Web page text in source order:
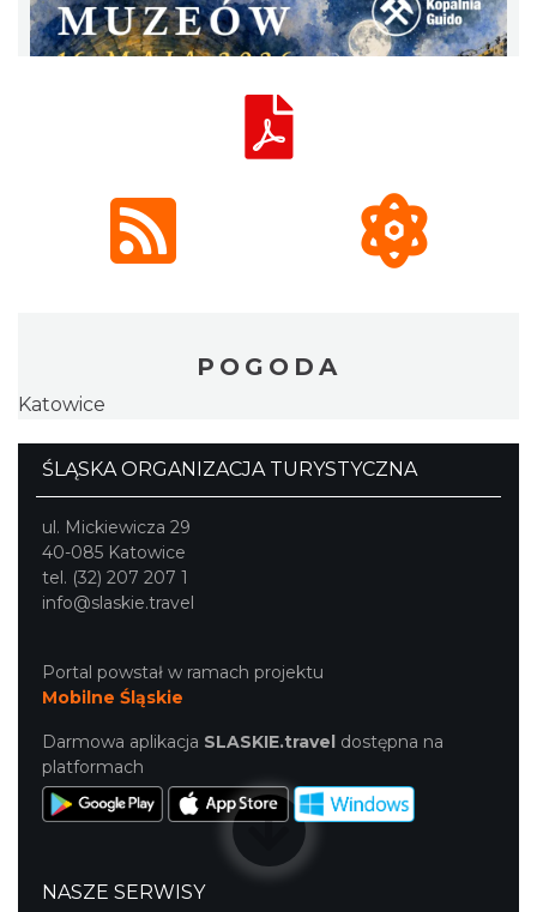
POGODA
Katowice
ŚLĄSKA ORGANIZACJA TURYSTYCZNA
ul. Mickiewicza 29
40-085 Katowice
tel. (32) 207 207 1
info@slaskie.travel
Portal powstał w ramach projektu
Mobilne Śląskie
Darmowa aplikacja SLASKIE.travel dostępna na
platformach
NASZE SERWISY